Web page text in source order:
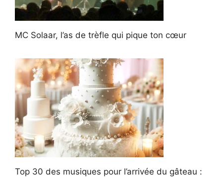
MC Solaar, l’as de trèfle qui pique ton cœur
Top 30 des musiques pour l’arrivée du gâteau :